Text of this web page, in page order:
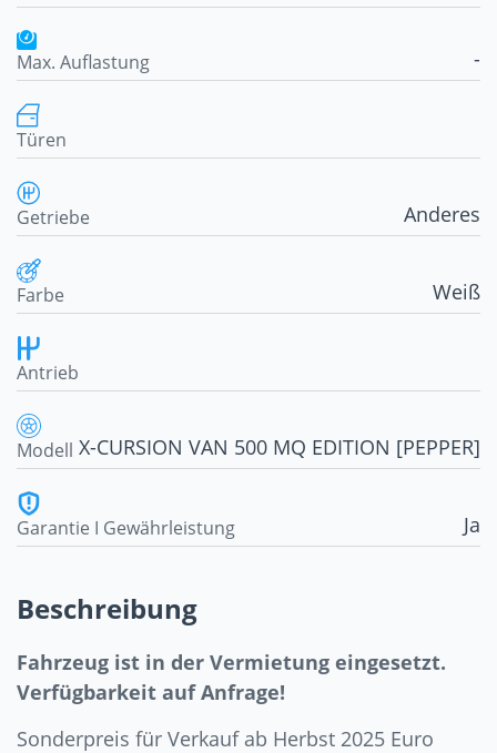
Max. Auflastung -
Türen
Getriebe Anderes
Farbe Weiß
Antrieb
Modell X-CURSION VAN 500 MQ EDITION [PEPPER]
Garantie I Gewährleistung Ja
Beschreibung
Fahrzeug ist in der Vermietung eingesetzt.
Verfügbarkeit auf Anfrage!
Sonderpreis für Verkauf ab Herbst 2025 Euro